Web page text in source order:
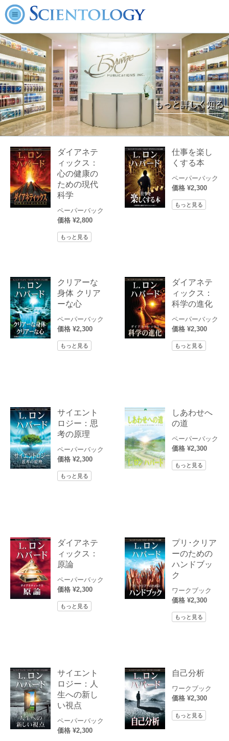
もっと詳しく知る
ダイアネテ
ィックス：
心の健康の
ための現代
科学
ペーパーバック
価格 ¥2,800
もっと見る
仕事を楽し
くする本
ペーパーバック
価格 ¥2,300
もっと見る
クリアーな
身体 クリア
ーな心
ペーパーバック
価格 ¥2,300
もっと見る
ダイアネテ
ィックス：
科学の進化
ペーパーバック
価格 ¥2,300
もっと見る
サイエント
ロジー：思
考の原理
ペーパーバック
価格 ¥2,300
もっと見る
しあわせへ
の道
ペーパーバック
価格 ¥2,300
もっと見る
ダイアネテ
ィックス：
原論
ペーパーバック
価格 ¥2,300
もっと見る
プリ･クリア
ーのための
ハンドブッ
ク
ワークブック
価格 ¥2,300
もっと見る
サイエント
ロジー：人
生への新し
い視点
ペーパーバック
価格 ¥2,300
自己分析
ワークブック
価格 ¥2,300
もっと見る